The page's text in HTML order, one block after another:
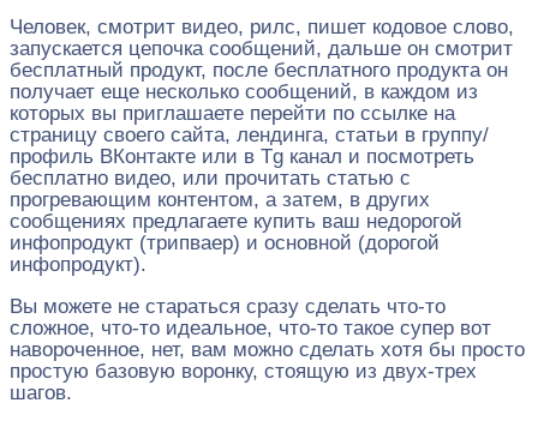
Человек, смотрит видео, рилс, пишет кодовое слово,
запускается цепочка сообщений, дальше он смотрит
бесплатный продукт, после бесплатного продукта он
получает еще несколько сообщений, в каждом из
которых вы приглашаете перейти по ссылке на
страницу своего сайта, лендинга, статьи в группу/
профиль ВКонтакте или в Tg канал и посмотреть
бесплатно видео, или прочитать статью с
прогревающим контентом, а затем, в других
сообщениях предлагаете купить ваш недорогой
инфопродукт (трипваер) и основной (дорогой
инфопродукт).
Вы можете не стараться сразу сделать что-то
сложное, что-то идеальное, что-то такое супер вот
навороченное, нет, вам можно сделать хотя бы просто
простую базовую воронку, стоящую из двух-трех
шагов.